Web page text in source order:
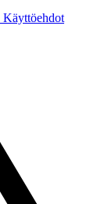
Käyttöehdot